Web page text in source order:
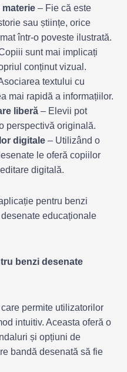
– Fie că este
sau științe, orice
într-o poveste ilustrată.
sunt mai implicați
conținut vizual.
textului cu
mai rapidă a informațiilor.
liberă – Elevii pot
perspectivă originală.
digitale – Utilizând o
le oferă copiilor
digitală.
benzi desenate
permite utilizatorilor
intuitiv. Aceasta oferă o
și opțiuni de
bandă desenată să fie